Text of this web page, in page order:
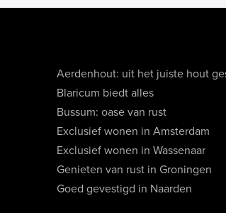
Aerdenhout: uit het juiste hout
Blaricum biedt alles
Bussum: oase van rust
Exclusief wonen in Amsterdam
Exclusief wonen in Wassenaar
Genieten van rust in Groningen
Goed gevestigd in Naarden